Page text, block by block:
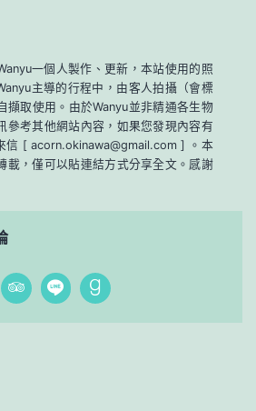
一個人製作、更新，本站使用的照
主導的行程中，由客人拍攝（會標
擷取使用。由於Wanyu並非精通各生物
參考其他網站內容，如果您發現內容有
信 [ acorn.okinawa@gmail.com ] 。本
載，僅可以貼連結方式分享全文。感謝